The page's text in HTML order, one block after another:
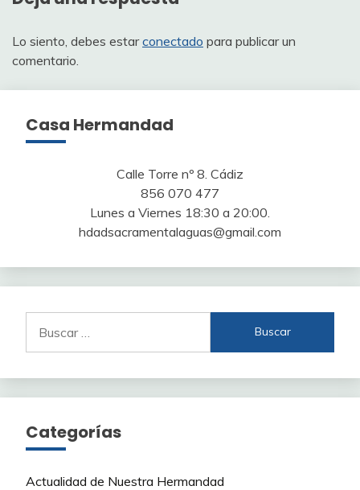
Lo siento, debes estarconectado para publicar un
comentario.
Casa Hermandad
Calle Torre nº 8. Cádiz
856 070 477
Lunes a Viernes 18:30 a 20:00.
hdadsacramentalaguas@gmail.com
Categorías
Actualidad de Nuestra Hermandad